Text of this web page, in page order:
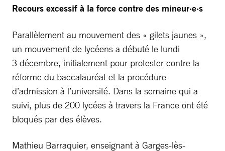
Recours excessif à la force contre des mineur·e·s
Parallèlement au mouvement des « gilets jaunes »,
un mouvement de lycéens a débuté le lundi
3 décembre, initialement pour protester contre la
réforme du baccalauréat et la procédure
d’admission à l’université. Dans la semaine qui a
suivi, plus de 200 lycées à travers la France ont été
bloqués par des élèves.
Mathieu Barraquier, enseignant à Garges-lès-